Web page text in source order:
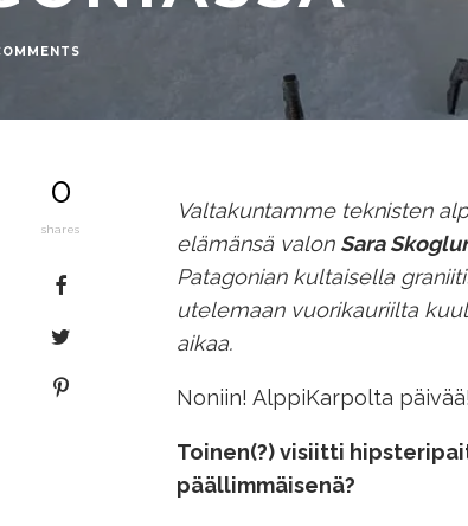
0
shares
Valtakuntamme teknisten
elämänsä valon Sara
Patagonian kultaisella
utelemaan vuorikauriilta
aikaa.
Noniin! AlppiKarpolta päivää!
Toinen(?) visiitti
päällimmäisenä?